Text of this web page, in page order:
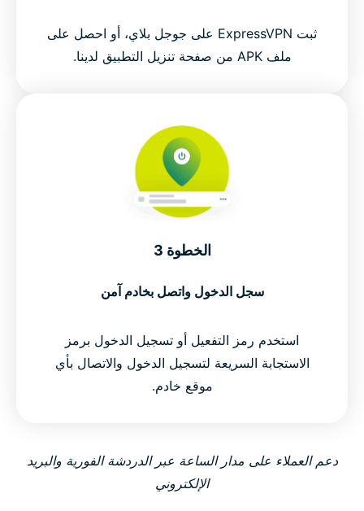
ثبت ExpressVPN على جوجل بلاي، أو احصل على
ملف APK من صفحة تنزيل التطبيق لدينا.
الخطوة 3
سجل الدخول واتصل بخادم آمن
استخدم رمز التفعيل أو تسجيل الدخول برمز
الاستجابة السريعة لتسجيل الدخول والاتصال بأي
موقع خادم.
دعم العملاء على مدار الساعة عبر الدردشة الفورية والبريد
الإلكتروني